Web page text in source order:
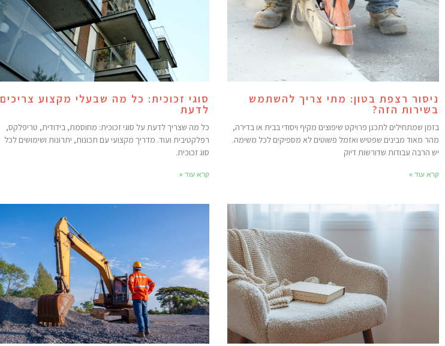
ניסור רצפת בטון: מתי צריך להשתמש
בשירות הזה?
בזמן שמתחילים לתכנן פרויקט שיפוצים מקיף ויסודי בבית או בדירה,
מהר מאוד מבינים שפטיש ואזמל פשוטים לא מספיקים לכל משימה.
יש הרבה עבודות שדורשות דיוק
קרא עוד »
סוגי זכוכית: כל מה שבעלי מקצוע צריכים
לדעת
כל מה שצריך לדעת על סוגי זכוכית: מחוסמת, בידודית, טריפלקס,
רפלקטיבית ועוד. מדריך מקצועי עם תכונות, יתרונות ושימושים לכל
סוג זכוכית.
קרא עוד »